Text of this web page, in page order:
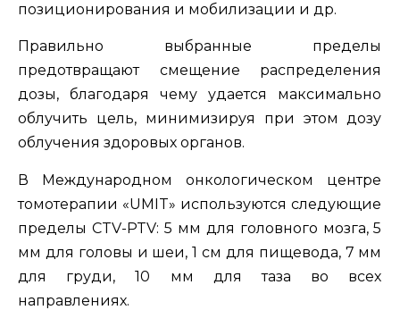
позиционирования и мобилизации и др.
Правильно выбранные пределы
предотвращают смещение распределения
дозы, благодаря чему удается максимально
облучить цель, минимизируя при этом дозу
облучения здоровых органов.
В Международном онкологическом центре
томотерапии «UMIT» используются следующие
пределы CTV-PTV: 5 мм для головного мозга, 5
мм для головы и шеи, 1 см для пищевода, 7 мм
для груди, 10 мм для таза во всех
направлениях.